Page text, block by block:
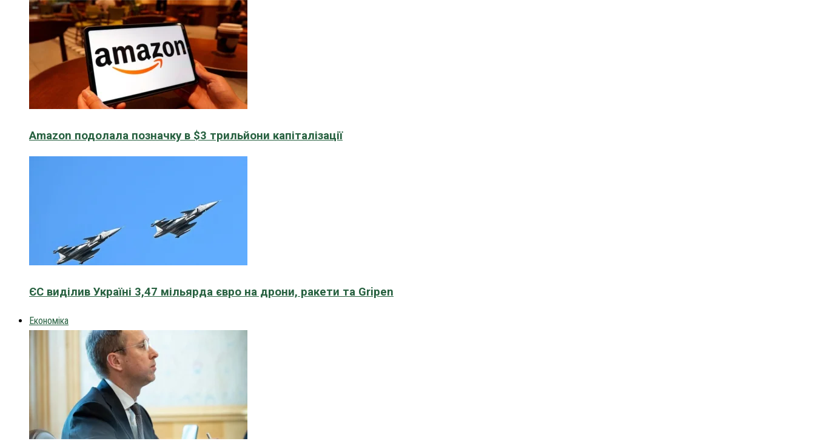
Amazon подолала позначку в $3 трильйони капіталізації
ЄС виділив Україні 3,47 мільярда євро на дрони, ракети та Gripen
Економіка